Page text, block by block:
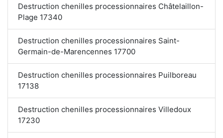
Destruction chenilles processionnaires Châtelaillon-
Plage 17340
Destruction chenilles processionnaires Saint-
Germain-de-Marencennes 17700
Destruction chenilles processionnaires Puilboreau
17138
Destruction chenilles processionnaires Villedoux
17230